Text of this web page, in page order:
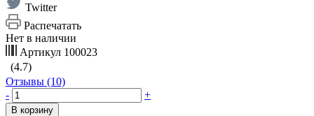
Twitter
Распечатать
Нет в наличии
Артикул 100023
(4.7)
Отзывы (10)
-
+
В корзину